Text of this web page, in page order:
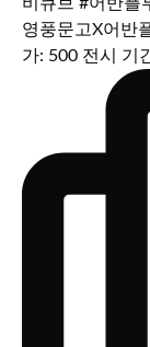
영풍문고X어반
가: 500 전시 기